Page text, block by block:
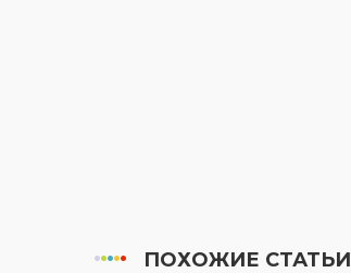
ПОХОЖИЕ СТАТЬИ